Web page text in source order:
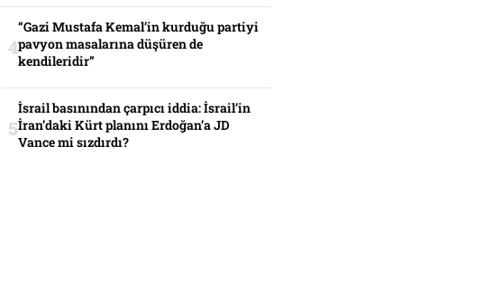
“Gazi Mustafa Kemal’in kurduğu partiyi
pavyon masalarına düşüren de
kendileridir”
İsrail basınından çarpıcı iddia: İsrail’in
İran’daki Kürt planını Erdoğan’a JD
Vance mi sızdırdı?